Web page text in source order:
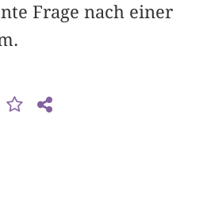
Frage nach einer